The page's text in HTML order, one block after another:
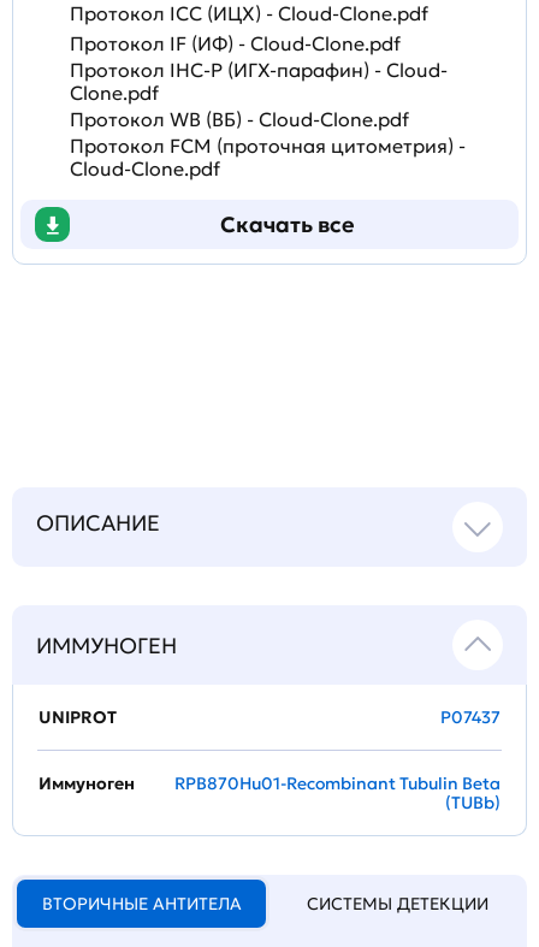
Протокол ICC (ИЦХ) - Cloud-Clone.pdf
Протокол IF (ИФ) - Cloud-Clone.pdf
Протокол IHC-P (ИГХ-парафин) - Cloud-
Clone.pdf
Протокол WB (ВБ) - Cloud-Clone.pdf
Протокол FCM (проточная цитометрия) -
Cloud-Clone.pdf
Скачать все
ОПИСАНИЕ
ИММУНОГЕН
UNIPROT P07437
Иммуноген
RPB870Hu01-Recombinant Tubulin Beta
(TUBb)
ВТОРИЧНЫЕ АНТИТЕЛА СИСТЕМЫ ДЕТЕКЦИИ